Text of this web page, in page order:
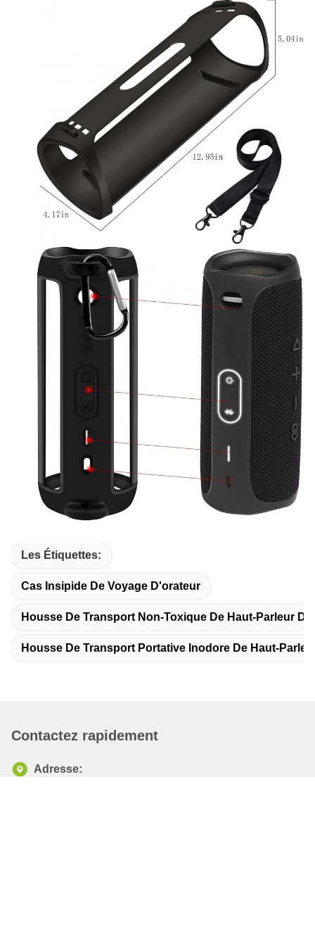
Les Étiquettes:
Cas Insipide De Voyage D'orateur
Housse De Transport Non-Toxique De Haut-Parleur
Housse De Transport Portative Inodore De Haut-
Contactez rapidement
Adresse: